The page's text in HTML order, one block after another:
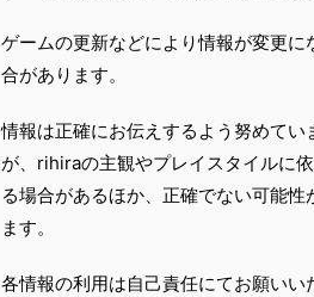
ゲームの更新などにより情報が変更に
合があります。
情報は正確にお伝えするよう努めてい
が、rihiraの主観やプレイスタイルに
る場合があるほか、正確でない可能性
ます。
各情報の利用は自己責任にてお願いい